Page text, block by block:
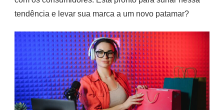
tendência e levar sua marca a um novo patamar?